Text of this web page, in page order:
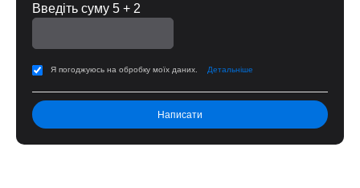
Введіть суму 5 + 2
Я погоджуюсь на обробку моїх даних. Детальніше